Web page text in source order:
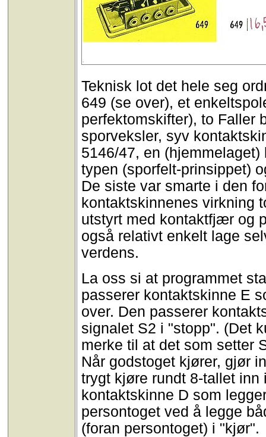
Teknisk lot det hele seg
649 (se over), et
perfektomskifter), to Faller
sporveksler, syv
5146/47, en
typen (sporfelt-prinsippet)
De siste var smarte i den
kontaktskinnenes virkning
utstyrt med kontaktfjær og
også relativt enkelt lage
verdens.
La oss si at programmet
passerer kontaktskinne E
over. Den passerer
signalet S2 i "stopp". (Det
merke til at det som setter
Når godstoget kjører, gjør
trygt kjøre rundt 8-tallet
kontaktskinne D som
persontoget ved å legge
(foran persontoget) i "kjør".